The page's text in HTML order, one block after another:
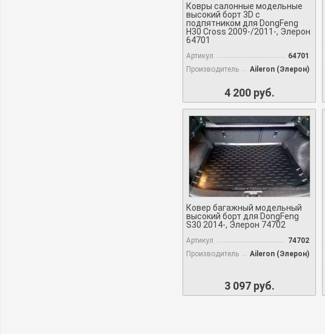
Ковры салонные модельные
высокий борт 3D с
подпятником для DongFeng
H30 Cross 2009-/2011-, Элерон
64701
Артикул
64701
Производитель
Aileron (Элерон)
4 200 руб.
Ковер багажный модельный
высокий борт для DongFeng
S30 2014-, Элерон 74702
Артикул
74702
Производитель
Aileron (Элерон)
3 097 руб.